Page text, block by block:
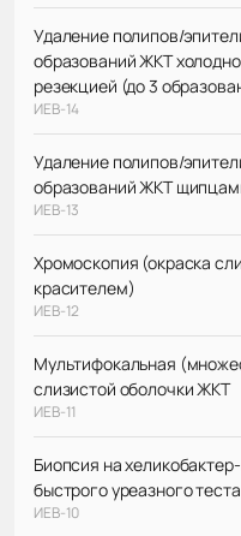
Удаление полипов/
образований ЖКТ
резекцией (до 3
ИЕВ-14
Удаление полипов/
образований ЖКТ
ИЕВ-13
Хромоскопия (окраска
красителем)
ИЕВ-12
Мультифокальная
слизистой оболочки ЖКТ
ИЕВ-11
Биопсия на
быстрого уреазного теста
ИЕВ-10